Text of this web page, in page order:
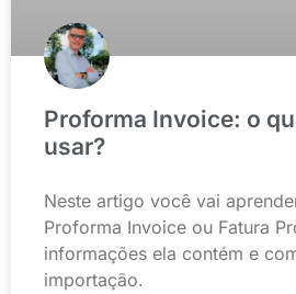
Proforma Invoice: o
usar?
Neste artigo você vai
Proforma Invoice ou Fatura
informações ela contém e
importação.